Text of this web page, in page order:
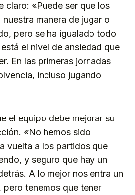
claro: «Puede ser que los
manera de jugar o
pero se ha igualado todo
el nivel de ansiedad que
En las primeras jornadas
incluso jugando
el equipo debe mejorar su
«No hemos sido
vuelta a los partidos que
y seguro que hay un
A lo mejor nos entra un
pero tenemos que tener